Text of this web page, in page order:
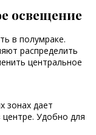
освещение
в полумраке.
распределить
центральное
зонах дает
Удобно для